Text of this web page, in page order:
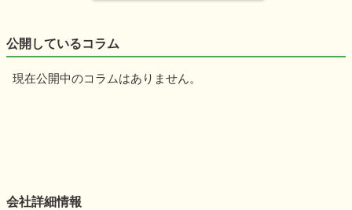
公開しているコラム
現在公開中のコラムはありません。
会社詳細情報